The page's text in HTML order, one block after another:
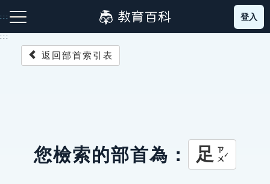
到
主
::: 登入
:::
返回部首索引表
您檢索的部首為： 足 ㄗㄨˊ